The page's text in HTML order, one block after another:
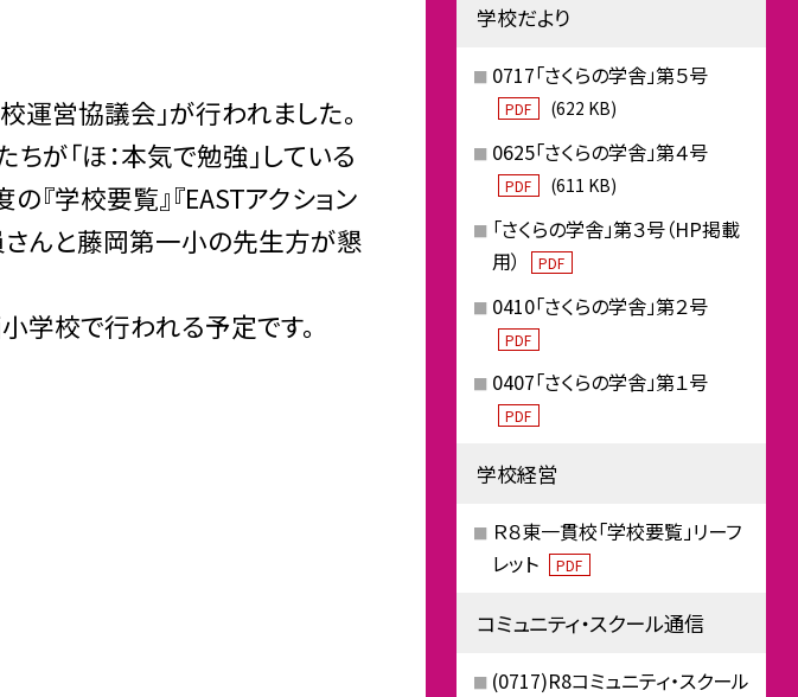
運営協議会」が行われました。
が「ほ：本気で勉強」している
『学校要覧』『EASTアクション
さんと藤岡第一小の先生方が懇
学校で行われる予定です。
学校だより
0717「さくらの学舎」第５号
PDF (622 KB)
0625「さくらの学舎」第４号
PDF (611 KB)
「さくらの学舎」第３号（HP掲載
用）
PDF
0410「さくらの学舎」第２号
PDF
0407「さくらの学舎」第１号
PDF
学校経営
Ｒ８東一貫校「学校要覧」リーフ
レット
PDF
コミュニティ・スクール通信
(0717)R8コミュニティ・スクール